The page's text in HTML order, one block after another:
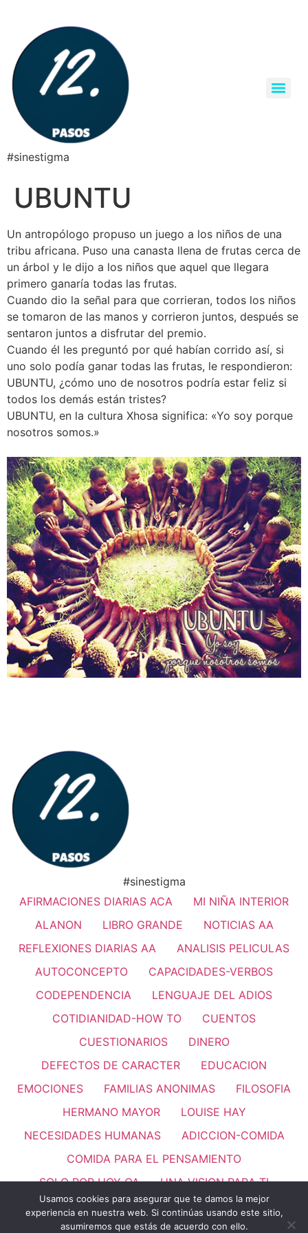
#sinestigma
UBUNTU
Un antropólogo propuso un juego a los niños de una
tribu africana. Puso una canasta llena de frutas cerca de
un árbol y le dijo a los niños que aquel que llegara
primero ganaría todas las frutas.
Cuando dio la señal para que corrieran, todos los niños
se tomaron de las manos y corrieron juntos, después se
sentaron juntos a disfrutar del premio.
Cuando él les preguntó por qué habían corrido así, si
uno solo podía ganar todas las frutas, le respondieron:
UBUNTU, ¿cómo uno de nosotros podría estar feliz si
todos los demás están tristes?
UBUNTU, en la cultura Xhosa significa: «Yo soy porque
nosotros somos.»
#sinestigma
AFIRMACIONES DIARIAS ACA
MI NIÑA INTERIOR
ALANON
LIBRO GRANDE
NOTICIAS AA
REFLEXIONES DIARIAS AA
ANALISIS PELICULAS
AUTOCONCEPTO
CAPACIDADES-VERBOS
CODEPENDENCIA
LENGUAJE DEL ADIOS
COTIDIANIDAD-HOW TO
CUENTOS
CUESTIONARIOS
DINERO
DEFECTOS DE CARACTER
EDUCACION
EMOCIONES
FAMILIAS ANONIMAS
FILOSOFIA
HERMANO MAYOR
LOUISE HAY
NECESIDADES HUMANAS
ADICCION-COMIDA
COMIDA PARA EL PENSAMIENTO
SOLO POR HOY OA
UNA VISION PARA TI
PASO 11
REFLEXIONES
VALORES HUMANOS
LEMAS
Usamos cookies para asegurar que te damos la mejor
experiencia en nuestra web. Si continúas usando este sitio,
asumiremos que estás de acuerdo con ello.
Thank you for visiting. You